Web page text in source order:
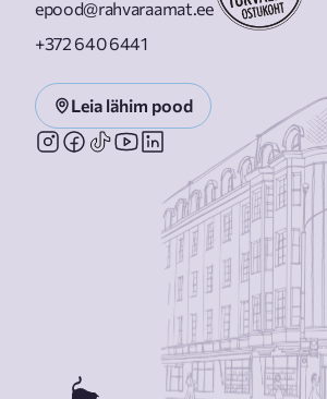
epood@rahvaraamat.ee
+372 640 6441
Leia lähim pood